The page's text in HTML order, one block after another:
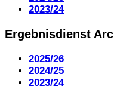
2023/24
Ergebnisdienst
2025/26
2024/25
2023/24